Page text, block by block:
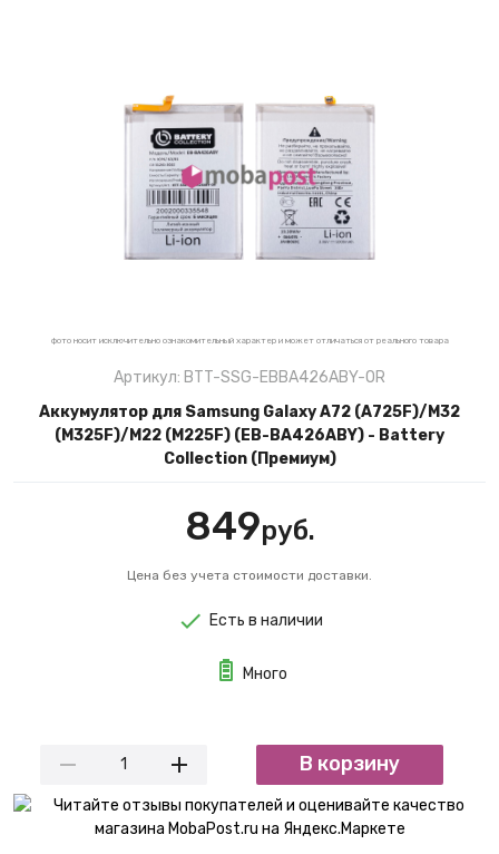
фото носит исключительно ознакомительный характер и может отличаться от реального товара
Артикул: BTT-SSG-EBBA426ABY-OR
Аккумулятор для Samsung Galaxy A72 (A725F)/M32
(M325F)/M22 (M225F) (EB-BA426ABY) - Battery
Collection (Премиум)
849руб.
Цена без учета стоимости доставки.
Есть в наличии
Много
В корзину